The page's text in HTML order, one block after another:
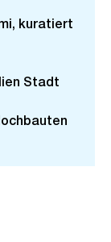
kuratiert
Stadt